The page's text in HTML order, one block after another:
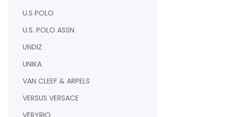
U.S POLO
U.S. POLO ASSN
UNDIZ
UNIKA
VAN CLEEF & ARPELS
VERSUS VERSACE
VERYRIO